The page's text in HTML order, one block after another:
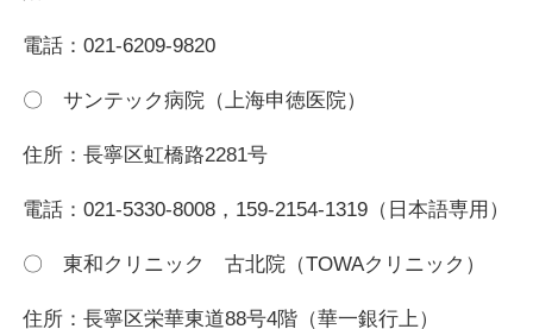
電話：021-6209-9820
〇 サンテック病院（上海申徳医院）
住所：長寧区虹橋路2281号
電話：021-5330-8008，159-2154-1319（日本語専用）
〇 東和クリニック 古北院（TOWAクリニック）
住所：長寧区栄華東道88号4階（華一銀行上）